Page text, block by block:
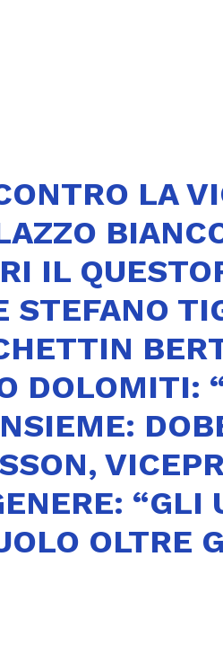
LA
IL
STEFANO
DOLOMITI:
OLTRE